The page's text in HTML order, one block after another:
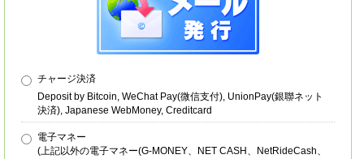
チャージ決済
Deposit by Bitcoin, WeChat Pay(微信支付), UnionPay(銀聯ネット
決済), Japanese WebMoney, Creditcard
電子マネー
(上記以外の電子マネー(G-MONEY、NET CASH、NetRideCash、